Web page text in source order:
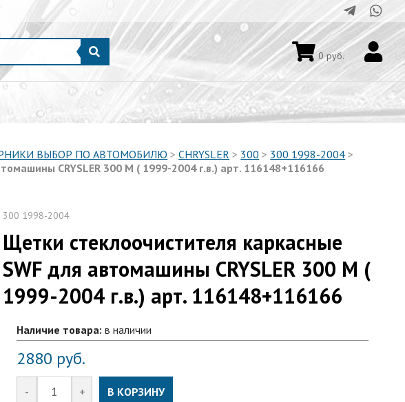
0руб.
ВЫБОР ПО АВТОМОБИЛЮ >CHRYSLER > 300 > 300 1998-2004 >
CRYSLER 300 M ( 1999-2004 г.в.) арт. 116148+116166
300 1998-2004
Щетки стеклоочистителя каркасные
SWF для автомашины CRYSLER 300 M (
1999-2004 г.в.) арт. 116148+116166
Наличие товара: в наличии
2880 руб.
- + В КОРЗИНУ